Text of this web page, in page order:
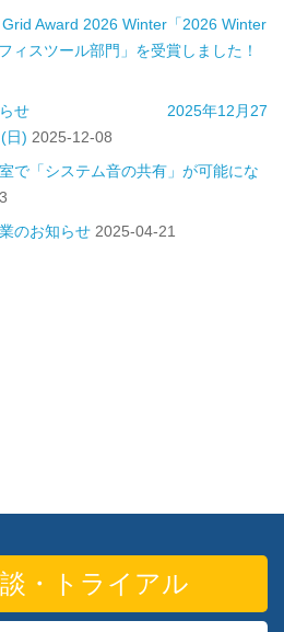
Grid Award 2026 Winter「2026 Winter
ィスツール部門」を受賞しました！
お知らせ 2025年12月27
日) 2025-12-08
で「システム音の共有」が可能にな
のお知らせ 2025-04-21
・トライアル